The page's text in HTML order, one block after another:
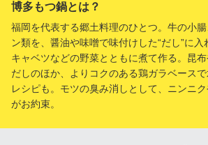
博多もつ鍋とは？
福岡を代表する郷土料理のひとつ。牛の小
ン類を、醤油や味噌で味付けした“だし”に入
キャベツなどの野菜とともに煮て作る。昆
だしのほか、よりコクのある鶏ガラベース
レシピも。モツの臭み消しとして、ニンニ
がお約束。